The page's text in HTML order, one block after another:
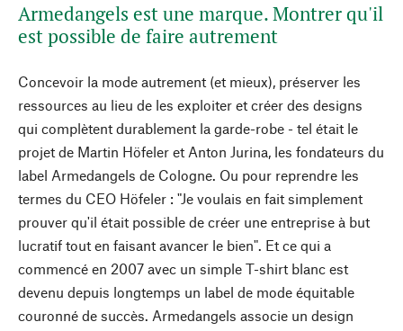
Armedangels est une marque. Montrer qu'il
est possible de faire autrement
Concevoir la mode autrement (et mieux), préserver les
ressources au lieu de les exploiter et créer des designs
qui complètent durablement la garde-robe - tel était le
projet de Martin Höfeler et Anton Jurina, les fondateurs du
label Armedangels de Cologne. Ou pour reprendre les
termes du CEO Höfeler : "Je voulais en fait simplement
prouver qu'il était possible de créer une entreprise à but
lucratif tout en faisant avancer le bien". Et ce qui a
commencé en 2007 avec un simple T-shirt blanc est
devenu depuis longtemps un label de mode équitable
couronné de succès. Armedangels associe un design